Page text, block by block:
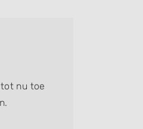
nu toe